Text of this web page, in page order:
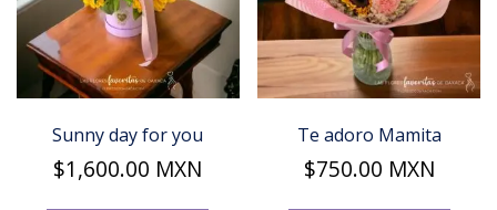
Sunny day for you
$1,600.00 MXN
Te adoro Mamita
$750.00 MXN